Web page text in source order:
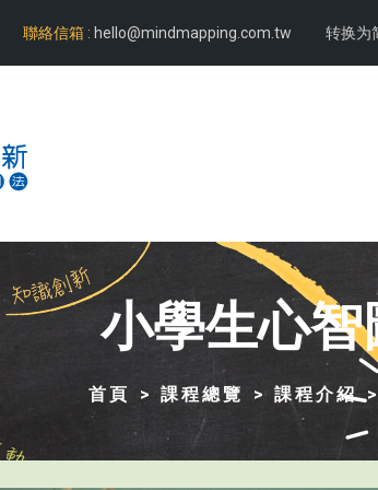
聯絡信箱 : hello@mindmapping.com.tw 转换为
小學生心
首頁 課程總覽 課程介紹